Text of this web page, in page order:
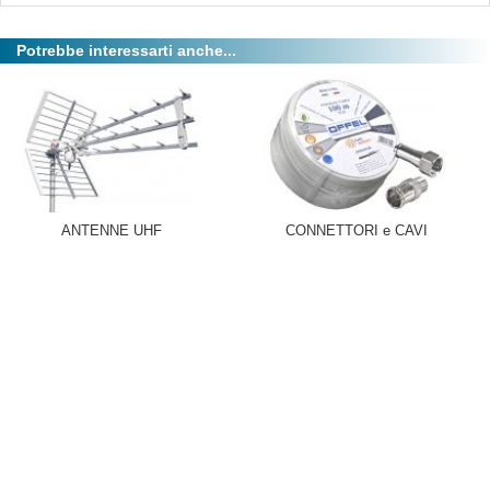
Potrebbe interessarti anche...
ANTENNE UHF CONNETTORI e CAVI